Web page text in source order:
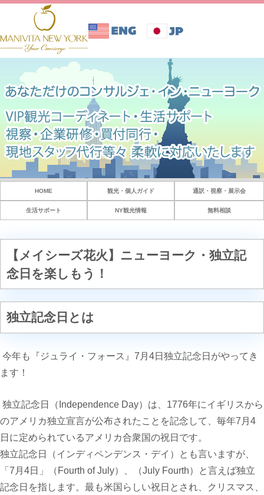
HOME 観光・個人ガイド 通訳・視察・展示会
生活サポート NY観光情報 無料相談
【メイシーズ花火】ニューヨーク・独立記
念日を楽しもう！
独立記念日とは
今年も『ジュライ・フォース』7月4日独立記念日がやってき
ます！
独立記念日（Independence Day）は、1776年にイギリスから
のアメリカ独立宣言が公布されたことを記念して、毎年7月4
日に定められているアメリカ合衆国の祝日です。
独立記念日（インディペンデンス・デイ）とも言いますが、
「7月4日」（Fourth of July）、（July Fourth）
と言えば独立
記念日を指します。最も米国らしい祝日とされ、クリスマス、